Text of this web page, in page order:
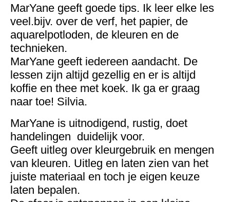
MarYane geeft goede tips. Ik leer elke les
veel.bijv. over de verf, het papier, de
aquarelpotloden, de kleuren en de
technieken.
MarYane geeft iedereen aandacht. De
lessen zijn altijd gezellig en er is altijd
koffie en thee met koek. Ik ga er graag
naar toe! Silvia.
MarYane is uitnodigend, rustig, doet
handelingen duidelijk voor.
Geeft uitleg over kleurgebruik en mengen
van kleuren. Uitleg en laten zien van het
juiste materiaal en toch je eigen keuze
laten bepalen.